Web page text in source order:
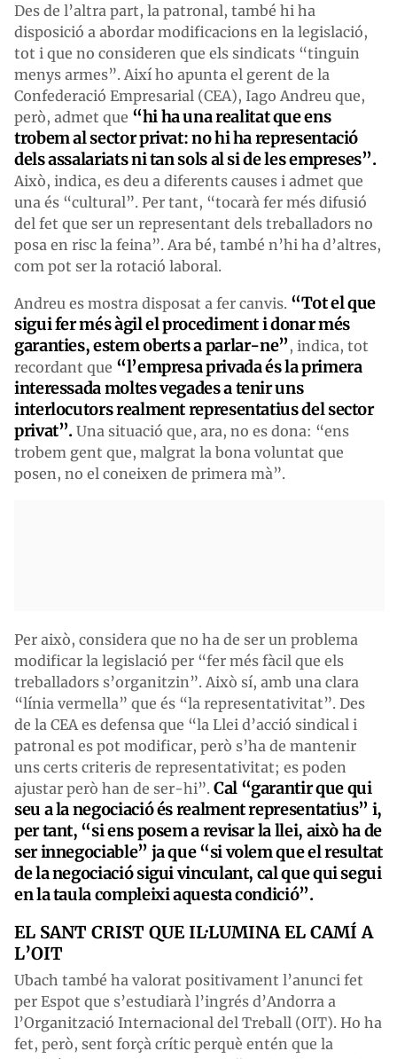
Des de l’altra part, la patronal, també hi ha
disposició a abordar modificacions en la legislació,
tot i que no consideren que els sindicats “tinguin
menys armes”. Així ho apunta el gerent de la
Confederació Empresarial (CEA), Iago Andreu que,
però, admet que “hi ha una realitat que ens
trobem al sector privat: no hi ha representació
dels assalariats ni tan sols al si de les empreses”.
Això, indica, es deu a diferents causes i admet que
una és “cultural”. Per tant, “tocarà fer més difusió
del fet que ser un representant dels treballadors no
posa en risc la feina”. Ara bé, també n’hi ha d’altres,
com pot ser la rotació laboral.
Andreu es mostra disposat a fer canvis. “Tot el que
sigui fer més àgil el procediment i donar més
garanties, estem oberts a parlar-ne”, indica, tot
recordant que “l’empresa privada és la primera
interessada moltes vegades a tenir uns
interlocutors realment representatius del sector
privat”. Una situació que, ara, no es dona: “ens
trobem gent que, malgrat la bona voluntat que
posen, no el coneixen de primera mà”.
Per això, considera que no ha de ser un problema
modificar la legislació per “fer més fàcil que els
treballadors s’organitzin”. Això sí, amb una clara
“línia vermella” que és “la representativitat”. Des
de la CEA es defensa que “la Llei d’acció sindical i
patronal es pot modificar, però s’ha de mantenir
uns certs criteris de representativitat; es poden
ajustar però han de ser-hi”. Cal “garantir que qui
seu a la negociació és realment representatius” i,
per tant, “si ens posem a revisar la llei, això ha de
ser innegociable” ja que “si volem que el resultat
de la negociació sigui vinculant, cal que qui segui
en la taula compleixi aquesta condició”.
EL SANT CRIST QUE IL·LUMINA EL CAMÍ A
L’OIT
Ubach també ha valorat positivament l’anunci fet
per Espot que s’estudiarà l’ingrés d’Andorra a
l’Organització Internacional del Treball (OIT). Ho ha
fet, però, sent forçà crític perquè entén que la